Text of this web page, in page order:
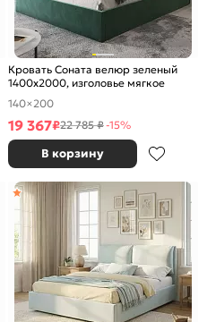
Кровать Соната велюр зеленый
1400x2000, изголовье мягкое
140×200
19 367₽22 785 ₽-15%
В корзину